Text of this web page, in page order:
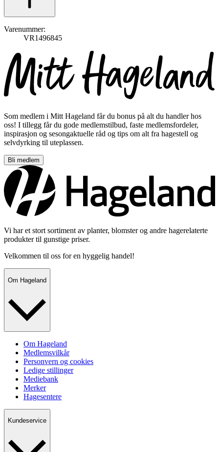
Varenummer:
VR1496845
Som medlem i Mitt Hageland får du bonus på alt du handler hos
oss! I tillegg får du gode medlemstilbud, faste medlemsfordeler,
inspirasjon og sesongaktuelle råd og tips om alt fra hagestell og
selvdyrking til uteplassen.
Bli medlem
Vi har et stort sortiment av planter, blomster og andre hagerelaterte
produkter til gunstige priser.
Velkommen til oss for en hyggelig handel!
Om Hageland
Om Hageland
Medlemsvilkår
Personvern og cookies
Ledige stillinger
Mediebank
Merker
Hagesentere
Kundeservice